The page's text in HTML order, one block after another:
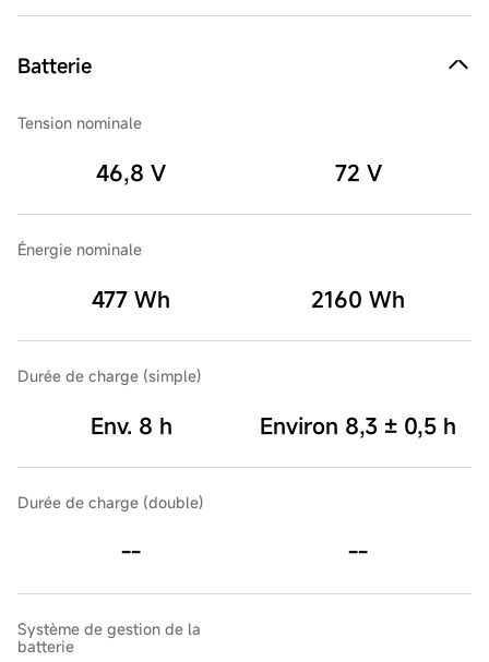
Batterie
Tension nominale
46,8 V 72 V
Énergie nominale
477 Wh 2160 Wh
Durée de charge (simple)
Env. 8 h Environ 8,3 ± 0,5 h
Durée de charge (double)
-- --
Système de gestion de la
batterie